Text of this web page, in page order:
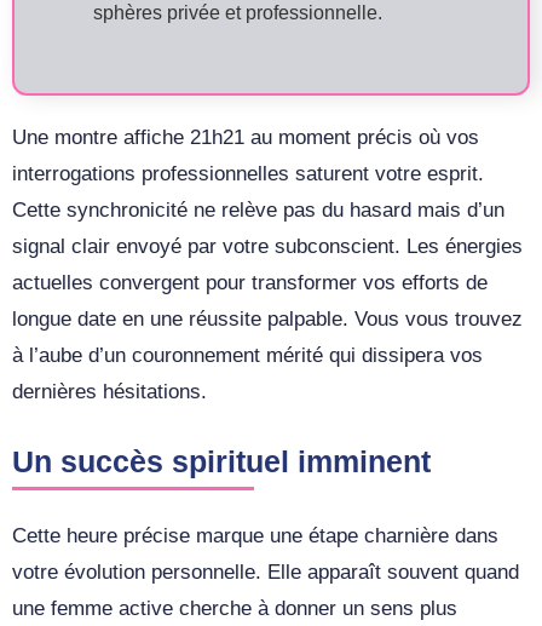
sphères privée et professionnelle.
Une montre affiche 21h21 au moment précis où vos
interrogations professionnelles saturent votre esprit.
Cette synchronicité ne relève pas du hasard mais d’un
signal clair envoyé par votre subconscient. Les énergies
actuelles convergent pour transformer vos efforts de
longue date en une réussite palpable. Vous vous trouvez
à l’aube d’un couronnement mérité qui dissipera vos
dernières hésitations.
Un succès spirituel imminent
Cette heure précise marque une étape charnière dans
votre évolution personnelle. Elle apparaît souvent quand
une femme active cherche à donner un sens plus